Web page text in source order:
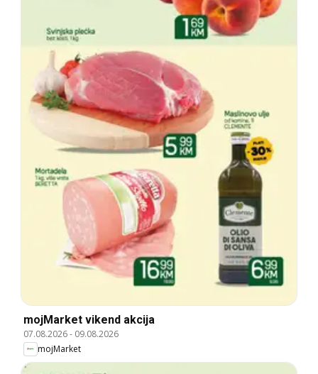
mojMarket vikend akcija
07.08.2026- 09.08.2026
mojMarket